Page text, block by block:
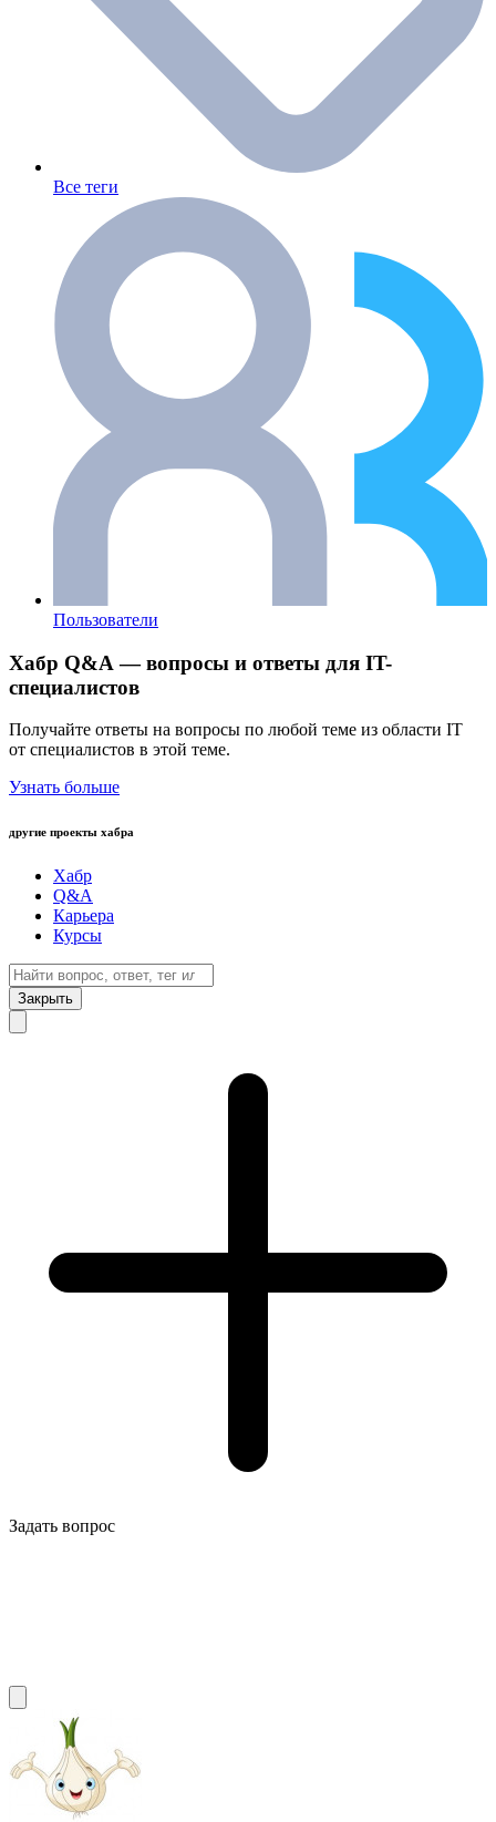
Все теги
Пользователи
Хабр Q&A — вопросы и ответы для IT-
специалистов
Получайте ответы на вопросы по любой теме из области IT
от специалистов в этой теме.
Узнать больше
другие проекты хабра
Хабр
Q&A
Карьера
Курсы
Закрыть
Задать вопрос